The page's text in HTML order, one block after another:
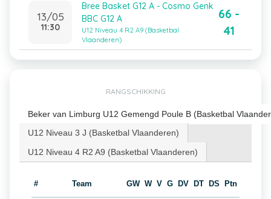
13/05
11:30
Bree Basket G12 A - Cosmo Genk
BBC G12 A
U12 Niveau 4 R2 A9 (Basketbal
Vlaanderen)
66 -
41
RANGSCHIKKING
Beker van Limburg U12 Gemengd Poule B (Basketbal
U12 Niveau 3 J (Basketbal Vlaanderen)
U12 Niveau 4 R2 A9 (Basketbal Vlaanderen)
# Team GW W V G DV DT DS Ptn